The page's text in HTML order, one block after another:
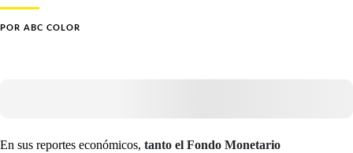
POR ABC COLOR
En sus reportes económicos, tanto el Fondo Monetario